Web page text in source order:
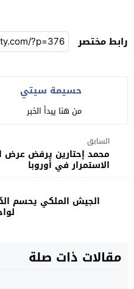
رابط مختصر
حسيمة سيتي
من هنا يبدأ الخبر
السابق
محمد إحتارين يرفض عرض
الاستمرار في أوروبا
الجيش الملكي يحسم
مقالات ذات صلة